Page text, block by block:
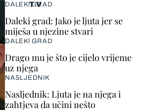
TV
DALEKI GRAD
Daleki grad: Jako je ljuta jer se
miješa u njezine stvari
DALEKI GRAD
Drago mu je što je cijelo vrijeme
uz njega
NASLJEDNIK
Nasljednik: Ljuta je na njega i
zahtjeva da učini nešto